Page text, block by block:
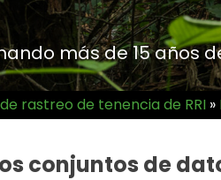
más de 15 años
rastreo de tenencia de RRI »
conjuntos de